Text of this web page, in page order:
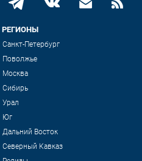
РЕГИОНЫ
Санкт-Петербург
Поволжье
Москва
Сибирь
Урал
Юг
Дальний Восток
Северный Кавказ